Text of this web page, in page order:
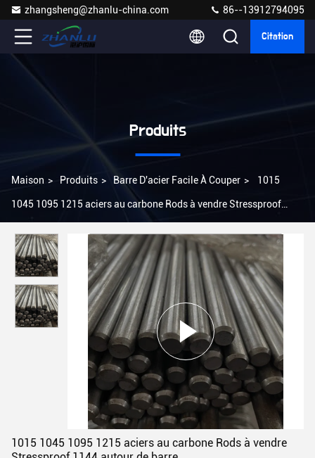
zhangsheng@zhanlu-china.com 86--13912794095
Citation
Produits
Maison > Produits > Barre D'acier Facile À Couper > 1015
1045 1095 1215 aciers au carbone Rods à vendre Stressproof
1015 1045 1095 1215 aciers au carbone Rods à vendre